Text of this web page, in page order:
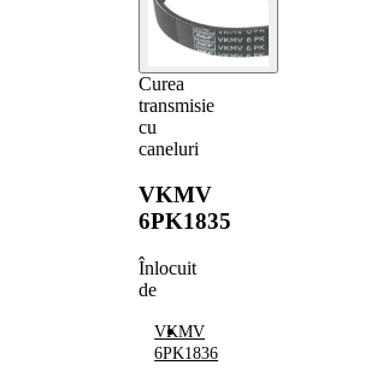
Curea
transmisie
cu
caneluri
VKMV
6PK1835
Înlocuit
de
VKMV
6PK1836